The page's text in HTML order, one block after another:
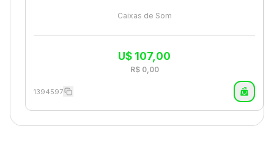
Caixas de Som
U$ 107,00
R$ 0,00
1394597